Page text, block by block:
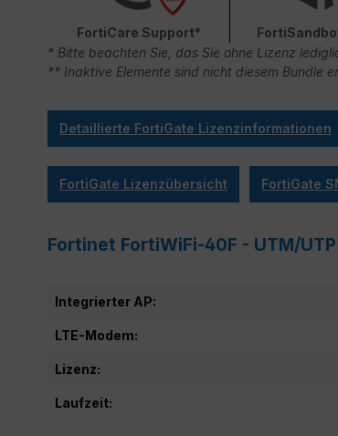
FortiCare Support*
* Bitte beachten Sie, das Sie ohne Lizenz
** Inaktive Elemente sind nicht diesem Bundle
Detaillierte FortiGate Lizenzinformationen
FortiGate Lizenzübersicht FortiGate
Fortinet FortiWiFi-40F - UTM/
Integrierter AP:
LTE-Modem:
Lizenz:
Laufzeit: